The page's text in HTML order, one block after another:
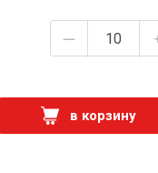
в корзину